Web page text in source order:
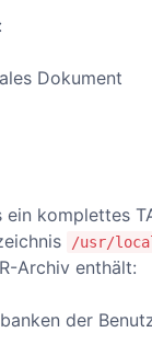
Dokument
ein komplettes
/usr/
Archiv enthält:
der